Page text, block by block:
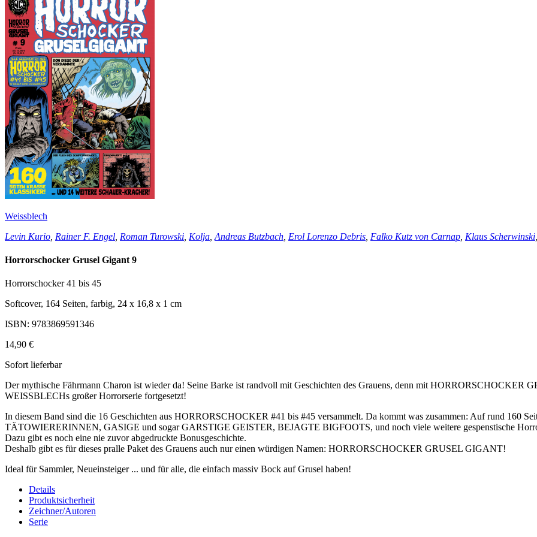
Weissblech
Levin Kurio Rainer F. Engel Roman Turowski Kolja Andreas Butzbach Erol Lorenzo Debris Falko Kutz von Carnap Klaus Scherwinski
Horrorschocker Grusel Gigant 9
Horrorschocker 41 bis 45
Softcover, 164 Seiten, farbig, 24 x 16,8 x 1 cm
ISBN: 9783869591346
14,90 €
Sofort lieferbar
Der mythische Fährmann Charon ist wieder da! Seine Barke ist randvoll mit Geschichten des Grauens, denn mit
WEISSBLECHs großer Horrorserie fortgesetzt!
In diesem Band sind die 16 Geschichten aus HORRORSCHOCKER #41 bis #45 versammelt. Da kommt was zusammen: Auf rund
TÄTOWIERERINNEN, GASIGE und sogar GARSTIGE GEISTER, BEJAGTE BIGFOOTS, und noch viele weitere gespenstische
Dazu gibt es noch eine nie zuvor abgedruckte Bonusgeschichte.
Deshalb gibt es für dieses pralle Paket des Grauens auch nur einen würdigen Namen: HORRORSCHOCKER GRUSEL GIGANT!
Ideal für Sammler, Neueinsteiger ... und für alle, die einfach massiv Bock auf Grusel haben!
Details
Produktsicherheit
Zeichner/Autoren
Serie